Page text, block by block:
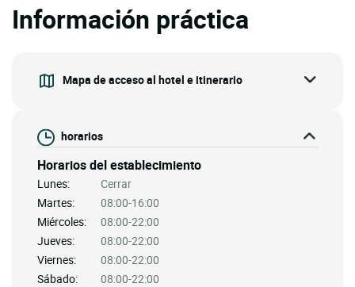
Información práctica
Mapa de acceso al hotel e itinerario
horarios
Horarios del establecimiento
Lunes:
Cerrar
Martes:
08:00-16:00
Miércoles:
08:00-22:00
Jueves:
08:00-22:00
Viernes:
08:00-22:00
Sábado:
08:00-22:00